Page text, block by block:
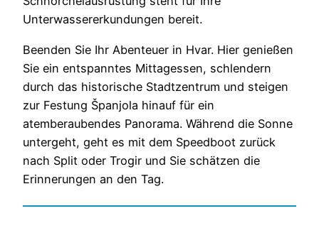
Unterwassererkundungen bereit.
Beenden Sie Ihr Abenteuer in Hvar. Hier genießen
Sie ein entspanntes Mittagessen, schlendern
durch das historische Stadtzentrum und steigen
zur Festung Španjola hinauf für ein
atemberaubendes Panorama. Während die Sonne
untergeht, geht es mit dem Speedboot zurück
nach Split oder Trogir und Sie schätzen die
Erinnerungen an den Tag.